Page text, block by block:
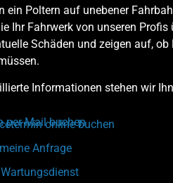
ein Poltern auf unebener
Ihr Fahrwerk von unseren
Schäden und zeigen auf,
Informationen stehen wir
per Mail buchen
online buchen
Anfrage